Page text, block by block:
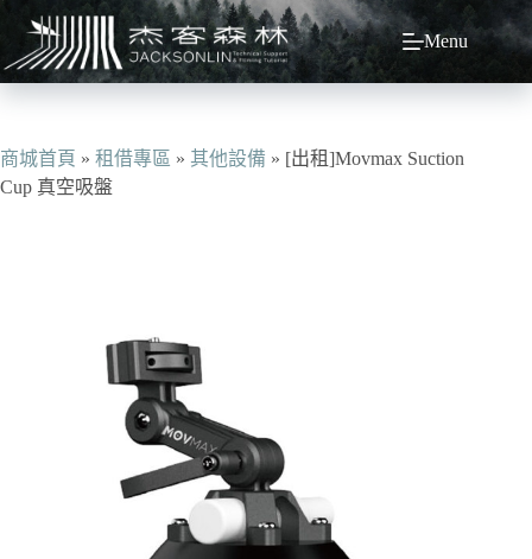
主
容
Menu
商城首頁 » 租借專區 » 其他設備 » [出租]Movmax Suction
Cup 真空吸盤